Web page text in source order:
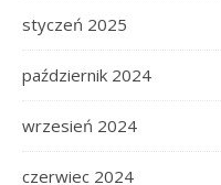
styczeń 2025
październik 2024
wrzesień 2024
czerwiec 2024